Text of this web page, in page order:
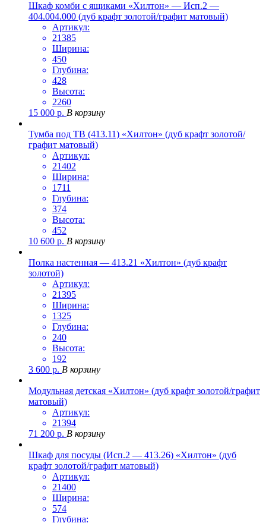
Шкаф комби с ящиками «Хилтон» — Исп.2 —
404.004.000 (дуб крафт золотой/графит матовый)
Артикул:
21385
Ширина:
450
Глубина:
428
Высота:
2260
15 000 р. В корзину
Тумба под ТВ (413.11) «Хилтон» (дуб крафт золотой/
графит матовый)
Артикул:
21402
Ширина:
1711
Глубина:
374
Высота:
452
10 600 р. В корзину
Полка настенная — 413.21 «Хилтон» (дуб крафт
золотой)
Артикул:
21395
Ширина:
1325
Глубина:
240
Высота:
192
3 600 р. В корзину
Модульная детская «Хилтон» (дуб крафт золотой/графит
матовый)
Артикул:
21394
71 200 р. В корзину
Шкаф для посуды (Исп.2 — 413.26) «Хилтон» (дуб
крафт золотой/графит матовый)
Артикул:
21400
Ширина:
574
Глубина: